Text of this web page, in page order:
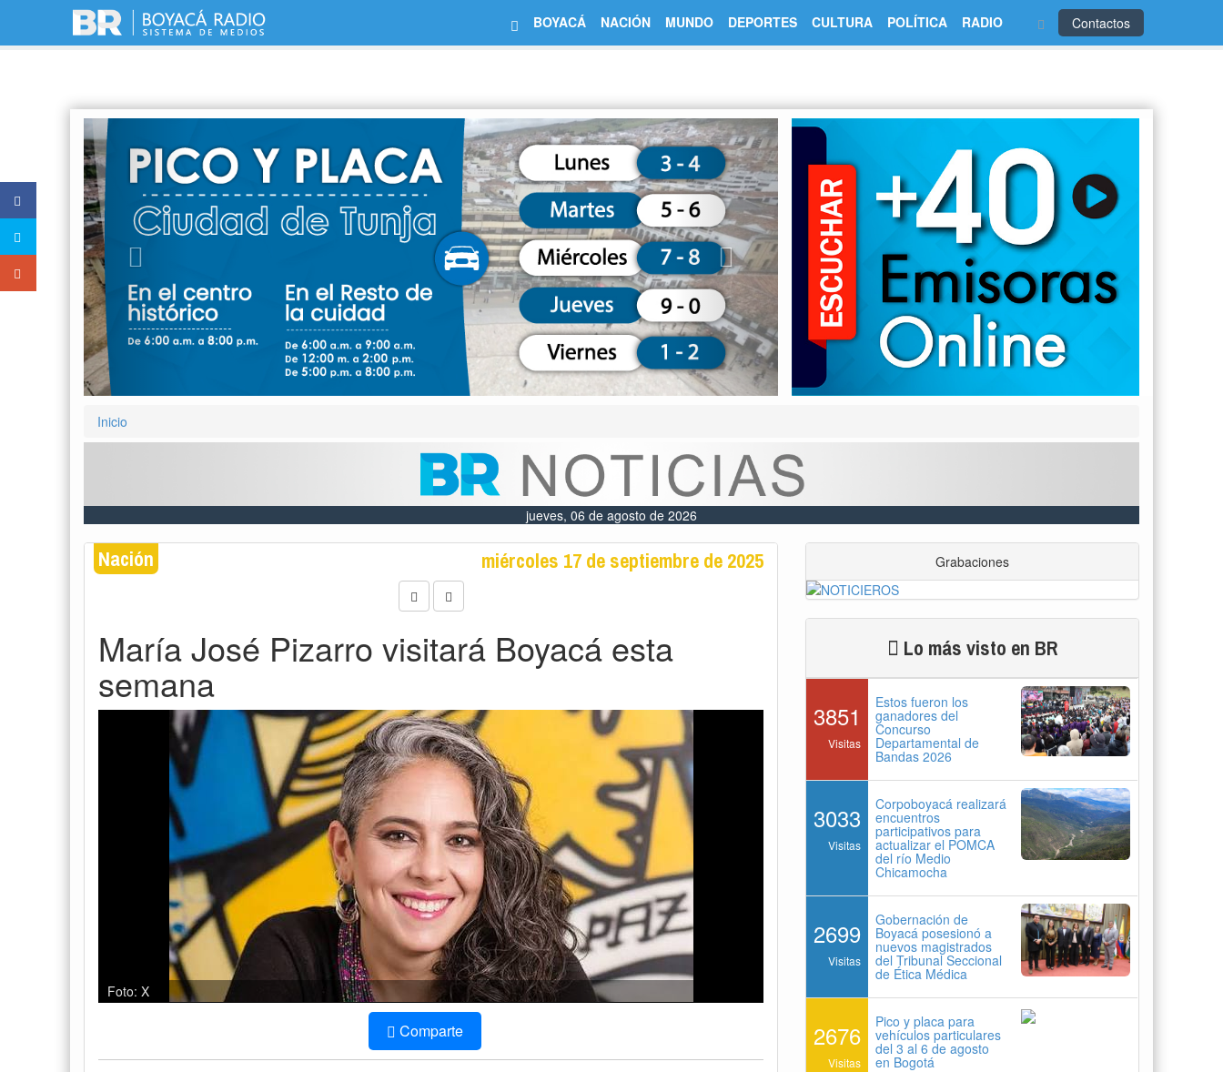
Contactos
BOYACÁ NACIÓN MUNDO DEPORTES CULTURA POLÍTICA RADIO
Next
Inicio
jueves, 06 de agosto de 2026
Nación miércoles 17 de septiembre de 2025
María José Pizarro visitará Boyacá esta
semana
Foto: X
Comparte
Grabaciones
Lo más visto en BR
3851
Visitas
Estos fueron los
ganadores del
Concurso
Departamental de
Bandas 2026
3033
Visitas
Corpoboyacá realizará
encuentros
participativos para
actualizar el POMCA
del río Medio
Chicamocha
2699
Visitas
Gobernación de
Boyacá posesionó a
nuevos magistrados
del Tribunal Seccional
de Ética Médica
2676
Visitas
Pico y placa para
vehículos particulares
del 3 al 6 de agosto
en Bogotá